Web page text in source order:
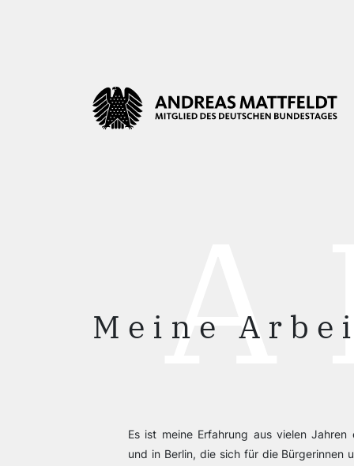
Meine
Es ist meine Erfahrung aus vielen
und in Berlin, die sich für die Bürgerinnen